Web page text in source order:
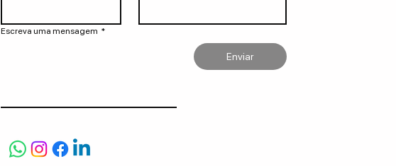
Escreva uma mensagem *
Enviar